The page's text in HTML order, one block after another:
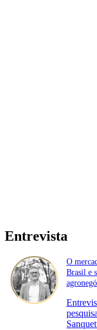
Entrevista
O
Brasil e